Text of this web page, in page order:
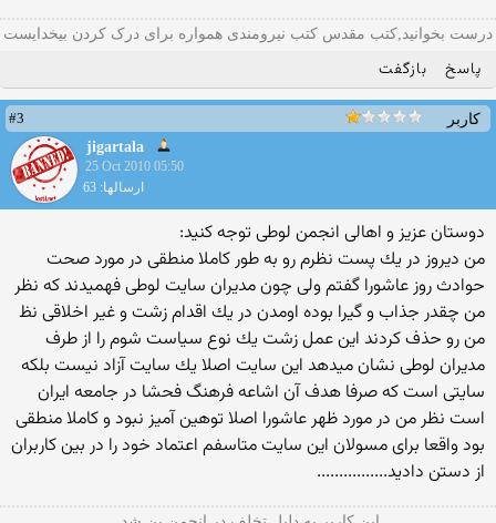
درست بخوانید,کتب مقدس کتب نیرومندی همواره برای درک کردن بیخدایست
پاسخ بازگفت
کاربر
#3
jigartala
25 Oct 2010 05:50
ارسالها: 63
دوستان عزیز و اهالی انجمن لوطی توجه كنید:
من دیروز در یك پست نظرم رو به طور كاملا منطقی در مورد صحت
حوادث روز عاشورا گفتم ولی چون مدیران سایت لوطی فهمیدند كه نظر
من چقدر جذاب و گیرا بوده اومدن در یك اقدام زشت و غیر اخلاقی نظ
من رو حذف كردند این عمل زشت یك نوع سیاست شوم را از طرف
مدیران لوطی نشان میدهد این سایت اصلا یك سایت آزاد نیست بلكه
سایتی است كه صرفا هدف آن اشاعه فرهنگ فحشا در جامعه ایران
است نظر من در مورد ظهر عاشورا اصلا توهین آمیز نبود و كاملا منطقی
بود واقعا برای مسولان این سایت متاسفم اعتماد خود را در بین كاربران
از دستن دادید................